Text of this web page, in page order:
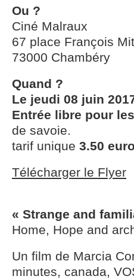
Ou ?
Ciné Malraux
67 place François
73000 Chambéry
Quand ?
Le jeudi 08 juin
Entrée libre pour
de savoie.
tarif unique 3.50
Télécharger le Flyer
« Strange and
Home, Hope and
Un film de Marcia
minutes, canada,